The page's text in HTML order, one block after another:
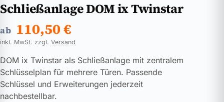
Schließanlage DOM ix Twinstar
ab 110,50€
inkl. MwSt. zzgl. Versand
DOM ix Twinstar als Schließanlage mit zentralem
Schlüsselplan für mehrere Türen. Passende
Schlüssel und Erweiterungen jederzeit
nachbestellbar.